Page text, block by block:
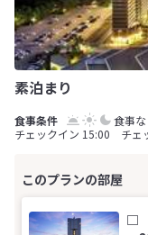
素泊まり
食事な
チェックイン 15:00 チェ
□